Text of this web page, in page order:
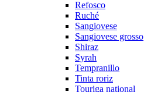
Refosco
Ruché
Sangiovese
Sangiovese grosso
Shiraz
Syrah
Tempranillo
Tinta roriz
Touriga national